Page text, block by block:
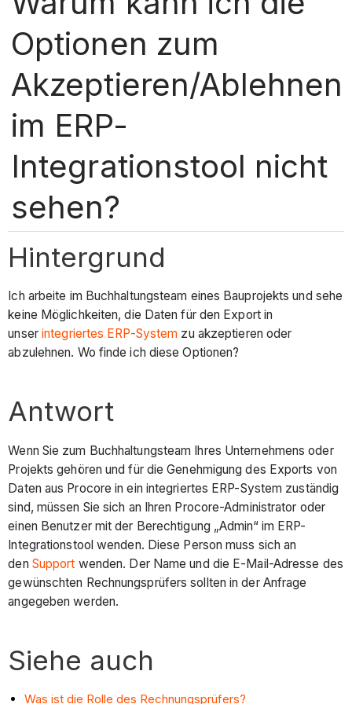
Optionen zum
Akzeptieren/Ablehnen
im ERP-
Integrationstool nicht
sehen?
Hintergrund
Ich arbeite im Buchhaltungsteam eines Bauprojekts und sehe
keine Möglichkeiten, die Daten für den Export in
unser integriertes ERP-System zu akzeptieren oder
abzulehnen. Wo finde ich diese Optionen?
Antwort
Wenn Sie zum Buchhaltungsteam Ihres Unternehmens oder
Projekts gehören und für die Genehmigung des Exports von
Daten aus Procore in ein integriertes ERP-System zuständig
sind, müssen Sie sich an Ihren Procore-Administrator oder
einen Benutzer mit der Berechtigung „Admin“ im ERP-
Integrationstool wenden. Diese Person muss sich an
den Support wenden. Der Name und die E-Mail-Adresse des
gewünschten Rechnungsprüfers sollten in der Anfrage
angegeben werden.
Siehe auch
Was ist die Rolle des Rechnungsprüfers?